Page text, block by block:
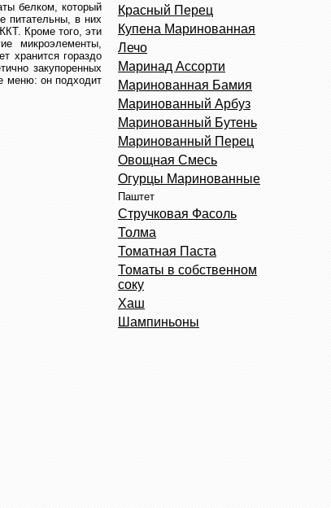
белком, который
питательны, в них
Кроме того, эти
микроэлементы,
хранится гораздо
закупоренных
меню: он подходит
Красный Перец
Купена Маринованная
Лечо
Маринад Ассорти
Маринованная Бамия
Маринованный Арбуз
Маринованный Бутень
Маринованный Перец
Овощная Смесь
Огурцы Маринованные
Паштет
Стручковая Фасоль
Толма
Томатная Паста
Томаты в собственном
соку
Хаш
Шампиньоны